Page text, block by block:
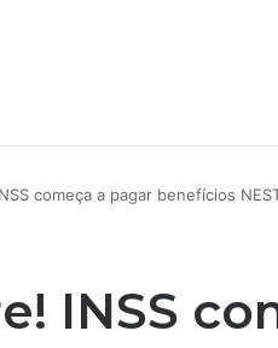
começa a pagar benefícios
INSS